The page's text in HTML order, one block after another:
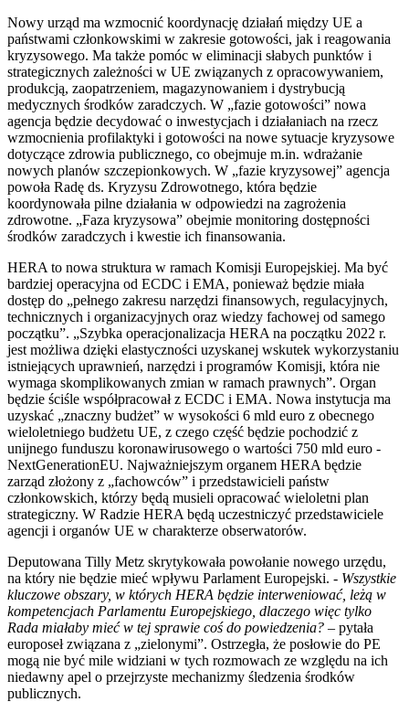
Nowy urząd ma wzmocnić koordynację działań między UE a
państwami członkowskimi w zakresie gotowości, jak i reagowania
kryzysowego. Ma także pomóc w eliminacji słabych punktów i
strategicznych zależności w UE związanych z opracowywaniem,
produkcją, zaopatrzeniem, magazynowaniem i dystrybucją
medycznych środków zaradczych. W „fazie gotowości” nowa
agencja będzie decydować o inwestycjach i działaniach na rzecz
wzmocnienia profilaktyki i gotowości na nowe sytuacje kryzysowe
dotyczące zdrowia publicznego, co obejmuje m.in. wdrażanie
nowych planów szczepionkowych. W „fazie kryzysowej” agencja
powoła Radę ds. Kryzysu Zdrowotnego, która będzie
koordynowała pilne działania w odpowiedzi na zagrożenia
zdrowotne. „Faza kryzysowa” obejmie monitoring dostępności
środków zaradczych i kwestie ich finansowania.
HERA to nowa struktura w ramach Komisji Europejskiej. Ma być
bardziej operacyjna od ECDC i EMA, ponieważ będzie miała
dostęp do „pełnego zakresu narzędzi finansowych, regulacyjnych,
technicznych i organizacyjnych oraz wiedzy fachowej od samego
początku”. „Szybka operacjonalizacja HERA na początku 2022 r.
jest możliwa dzięki elastyczności uzyskanej wskutek wykorzystaniu
istniejących uprawnień, narzędzi i programów Komisji, która nie
wymaga skomplikowanych zmian w ramach prawnych”. Organ
będzie ściśle współpracował z ECDC i EMA. Nowa instytucja ma
uzyskać „znaczny budżet” w wysokości 6 mld euro z obecnego
wieloletniego budżetu UE, z czego część będzie pochodzić z
unijnego funduszu koronawirusowego o wartości 750 mld euro -
NextGenerationEU. Najważniejszym organem HERA będzie
zarząd złożony z „fachowców” i przedstawicieli państw
członkowskich, którzy będą musieli opracować wieloletni plan
strategiczny. W Radzie HERA będą uczestniczyć przedstawiciele
agencji i organów UE w charakterze obserwatorów.
Deputowana Tilly Metz skrytykowała powołanie nowego urzędu,
na który nie będzie mieć wpływu Parlament Europejski. - Wszystkie
kluczowe obszary, w których HERA będzie interweniować, leżą w
kompetencjach Parlamentu Europejskiego, dlaczego więc tylko
Rada miałaby mieć w tej sprawie coś do powiedzenia? – pytała
europoseł związana z „zielonymi”. Ostrzegła, że posłowie do PE
mogą nie być mile widziani w tych rozmowach ze względu na ich
niedawny apel o przejrzyste mechanizmy śledzenia środków
publicznych.